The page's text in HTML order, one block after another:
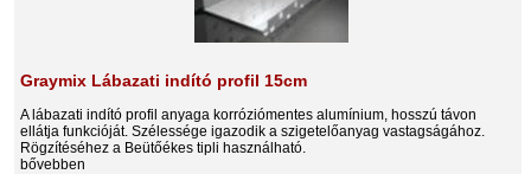
Graymix Lábazati indító profil 15cm
A lábazati indító profil anyaga korróziómentes alumínium, hosszú távon
ellátja funkcióját. Szélessége igazodik a szigetelőanyag vastagságához.
Rögzítéséhez a Beütőékes tipli használható.
bővebben